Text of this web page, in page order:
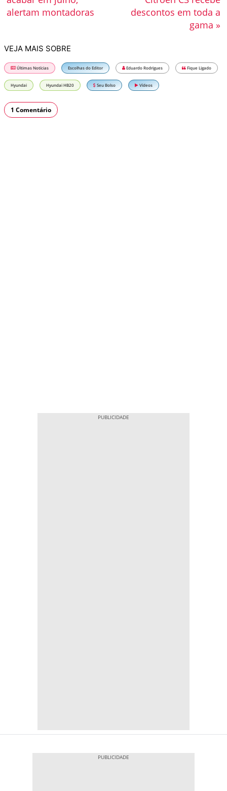
descontos em toda a
gama »
alertam montadoras
VEJA MAIS SOBRE
Últimas Notícias Escolhas do Editor Eduardo Rodrigues Fique Ligado
Hyundai Hyundai HB20 Seu Bolso Vídeos
1 Comentário